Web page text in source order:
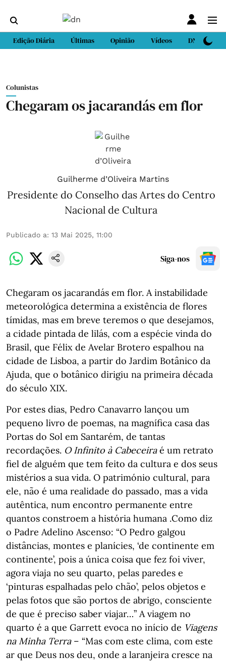
Edição Diária Últimas Opinião Vídeos DN Sport
Colunistas
Chegaram os jacarandás em flor
Guilherme d’Oliveira Martins
Presidente do Conselho das Artes do Centro
Nacional de Cultura
Publicado a: 13 Mai 2025, 11:00
Siga-nos
Chegaram os jacarandás em flor. A instabilidade
meteorológica determina a existência de flores
tímidas, mas em breve teremos o que desejamos,
a cidade pintada de lilás, com a espécie vinda do
Brasil, que Félix de Avelar Brotero espalhou na
cidade de Lisboa, a partir do Jardim Botânico da
Ajuda, que o botânico dirigiu na primeira década
do século XIX.
Por estes dias, Pedro Canavarro lançou um
pequeno livro de poemas, na magnífica casa das
Portas do Sol em Santarém, de tantas
recordações. O Infinito à Cabeceiraé um retrato
fiel de alguém que tem feito da cultura e dos seus
mistérios a sua vida. O património cultural, para
ele, não é uma realidade do passado, mas a vida
autêntica, num encontro permanente entre
quantos constroem a história humana .Como diz
o Padre Adelino Ascenso: “O Pedro galgou
distâncias, montes e planícies, ‘de continente em
continente’, pois a única coisa que fez foi viver,
agora viaja no seu quarto, pelas paredes e
‘pinturas espalhadas pelo chão’, pelos objetos e
pelas fotos que são portos de abrigo, consciente
de que é preciso saber viajar…” A viagem no
quarto é a que Garrett evoca no início de Viagens
na Minha Terra– “Mas com este clima, com este
ar que Deus nos deu, onde a laranjeira cresce na